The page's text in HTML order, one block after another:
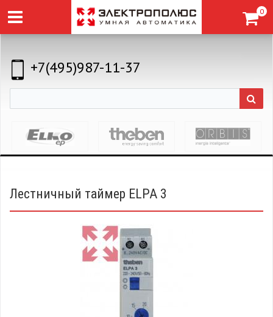
0
+7(495)987-11-37
Лестничный таймер ELPA 3